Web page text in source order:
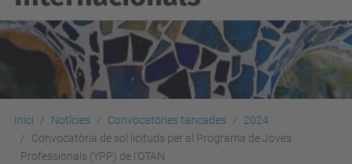
Inici Notícies Convocatòries tancades
2024
Convocatòria de sol·licituds per al Programa de Joves
Professionals (YPP) de l'OTAN